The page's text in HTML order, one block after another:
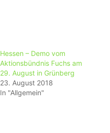
Hessen – Demo vom
Aktionsbündnis Fuchs am
29. August in Grünberg
23. August 2018
In "Allgemein"